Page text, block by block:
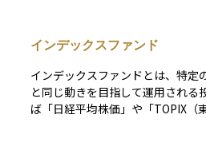
数料などのコストが発生すること
投資信託ごとに運用方針やリスク
家がその方針に基づいて投資先を
ます。
インデックスファンド
インデックスファンドとは、特定
と同じ動きを目指して運用される
ば「日経平均株価」や「TOPIX（